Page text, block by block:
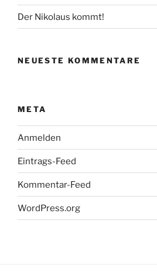
Der Nikolaus kommt!
NEUESTE KOMMENTARE
META
Anmelden
Eintrags-Feed
Kommentar-Feed
WordPress.org